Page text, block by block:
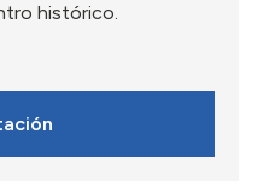
histórico.